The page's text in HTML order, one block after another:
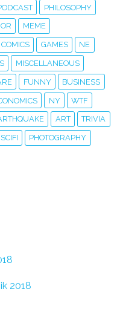
PHILOSOPHY
MEME
COMICS GAMES NE
MISCELLANEOUS
FUNNY BUSINESS
NY WTF
ART TRIVIA
SCIFI PHOTOGRAPHY
2018